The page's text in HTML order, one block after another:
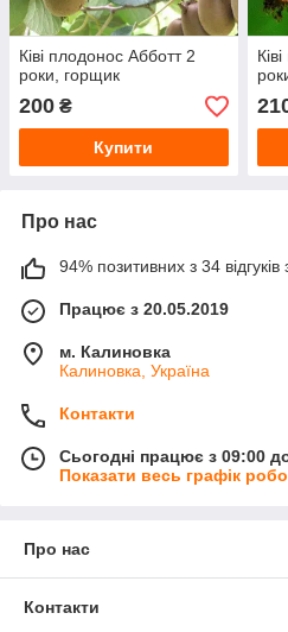
Ківі плодонос Абботт 2
роки, горщик
200 ₴
Купити
Про нас
94% позитивних з 34 відгуків
Працює з 20.05.2019
м. Калиновка
Калиновка, Україна
Контакти
Сьогодні працює з 09:00
Показати весь графік
Про нас
Контакти